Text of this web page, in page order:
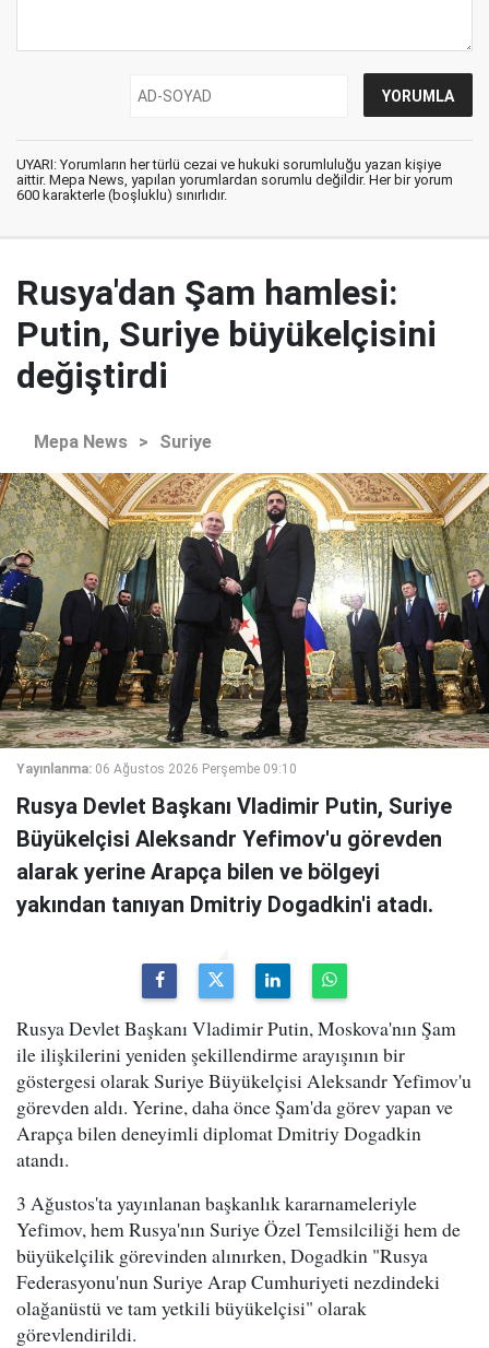
UYARI: Yorumların her türlü cezai ve hukuki sorumluluğu yazan kişiye
aittir. Mepa News, yapılan yorumlardan sorumlu değildir. Her bir yorum
600 karakterle (boşluklu) sınırlıdır.
Rusya'dan Şam hamlesi:
Putin, Suriye büyükelçisini
değiştirdi
Mepa News > Suriye
Yayınlanma: 06 Ağustos 2026 Perşembe 09:10
Rusya Devlet Başkanı Vladimir Putin, Suriye
Büyükelçisi Aleksandr Yefimov'u görevden
alarak yerine Arapça bilen ve bölgeyi
yakından tanıyan Dmitriy Dogadkin'i atadı.
Rusya Devlet Başkanı Vladimir Putin, Moskova'nın Şam
ile ilişkilerini yeniden şekillendirme arayışının bir
göstergesi olarak Suriye Büyükelçisi Aleksandr Yefimov'u
görevden aldı. Yerine, daha önce Şam'da görev yapan ve
Arapça bilen deneyimli diplomat Dmitriy Dogadkin
atandı.
3 Ağustos'ta yayınlanan başkanlık kararnameleriyle
Yefimov, hem Rusya'nın Suriye Özel Temsilciliği hem de
büyükelçilik görevinden alınırken, Dogadkin "Rusya
Federasyonu'nun Suriye Arap Cumhuriyeti nezdindeki
olağanüstü ve tam yetkili büyükelçisi" olarak
görevlendirildi.